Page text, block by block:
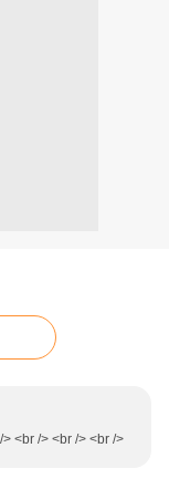
<br /> <br /> <br />